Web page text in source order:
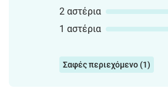
2 αστέρια
1 αστέρια
Σαφές περιεχόμενο (1)